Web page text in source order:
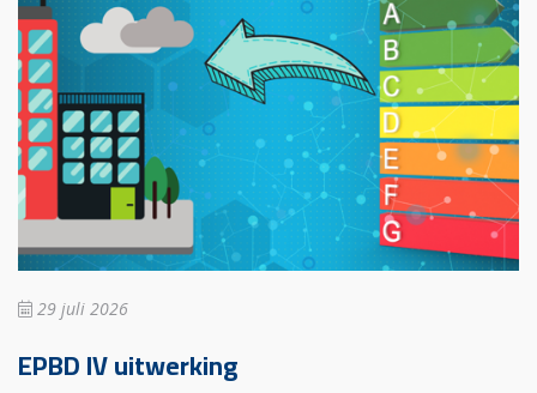
29 juli 2026
EPBD IV uitwerking